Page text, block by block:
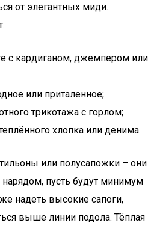
от элегантных миди.
с кардиганом, джемпером или
или приталенное;
трикотажа с горлом;
хлопка или денима.
или полусапожки – они
пусть будут минимум
надеть высокие сапоги,
выше линии подола. Тёплая